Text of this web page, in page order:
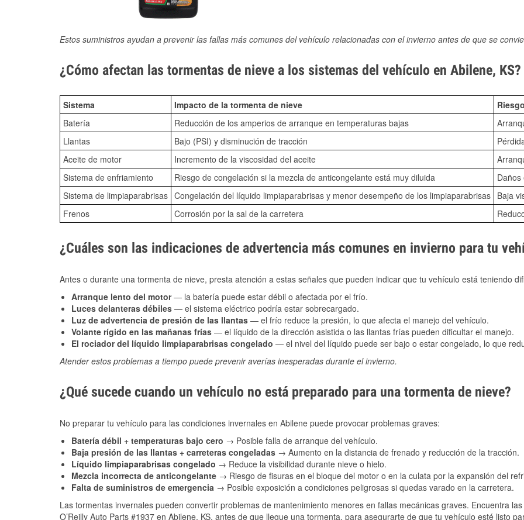
Estos suministros ayudan a prevenir las fallas más comunes del vehículo relacionadas con el invierno antes de que se
¿Cómo afectan las tormentas de nieve a los sistemas del vehículo en Abilene, KS?
Sistema Impacto de la tormenta de nieve
Batería
Reducción de los amperios de arranque en temperaturas bajas
Llantas
Bajo (PSI) y disminución de tracción
Aceite de motor
Incremento de la viscosidad del aceite
Sistema de enfriamiento
Riesgo de congelación si la mezcla de anticongelante está muy diluida
Sistema de limpiaparabrisas Congelación del líquido limpiaparabrisas y menor desempeño de los limpiaparabrisas Baja
Frenos
Corrosión por la sal de la carretera
¿Cuáles son las indicaciones de advertencia más comunes en invierno para tu
Antes o durante una tormenta de nieve, presta atención a estas señales que pueden indicar que tu vehículo está teniendo
Arranque lento del motor— la batería puede estar débil o afectada por el frío.
Luces delanteras débiles — el sistema eléctrico podría estar sobrecargado.
Luz de advertencia de presión de las llantas — el frío reduce la presión, lo que afecta el manejo del vehículo.
Volante rígido en las mañanas frías — el líquido de la dirección asistida o las llantas frías pueden dificultar el manejo.
El rociador del líquido limpiaparabrisas congelado — el nivel del líquido puede ser bajo o estar congelado, lo que
Atender estos problemas a tiempo puede prevenir averías inesperadas durante el invierno.
¿Qué sucede cuando un vehículo no está preparado para una tormenta de nieve?
No preparar tu vehículo para las condiciones invernales en Abilene puede provocar problemas graves:
Batería débil + temperaturas bajo cero → Posible falla de arranque del vehículo.
Baja presión de las llantas + carreteras congeladas → Aumento en la distancia de frenado y reducción de la tracción.
Líquido limpiaparabrisas congelado → Reduce la visibilidad durante nieve o hielo.
Mezcla incorrecta de anticongelante → Riesgo de fisuras en el bloque del motor o en la culata por la expansión del
Falta de suministros de emergencia → Posible exposición a condiciones peligrosas si quedas varado en la carretera.
Las tormentas invernales pueden convertir problemas de mantenimiento menores en fallas mecánicas graves. Encuentra
O’Reilly Auto Parts #1937 en Abilene, KS, antes de que llegue una tormenta, para asegurarte de que tu vehículo esté listo